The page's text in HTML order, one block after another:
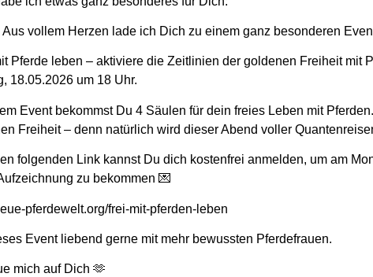
Aus vollem Herzen lade ich Dich zu einem ganz besonderen
Pferde leben – aktiviere die Zeitlinien der goldenen Freiheit mit
18.05.2026 um 18 Uhr.
Event bekommst Du 4 Säulen für dein freies Leben mit
Freiheit – denn natürlich wird dieser Abend voller
folgenden Link kannst Du dich kostenfrei anmelden, um am
zu bekommen 💌
pferdewelt.org/frei-mit-pferden-leben
Event liebend gerne mit mehr bewussten Pferdefrauen.
mich auf Dich 🫶